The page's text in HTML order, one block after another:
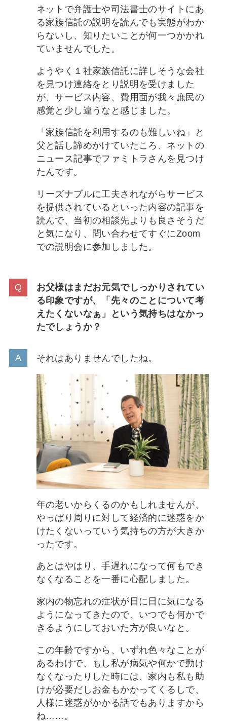
ネットで弁護士や司法書士のサイトにあ
る家族信託の説明を読んでも実態がわか
らないし、知りたいことが何一つかかれ
ていませんでした。
ようやく１社家族信託に詳しそうな会社
を見つけ連絡をとり説明を受けました
が、サービス内容、費用面が我々庶民の
感覚と少し違うなと感じました。
「家族信託を利用するのも難しいね」と
父と話し諦めかけていたころ、ネットの
ニュース記事でファミトラさんを見つけ
たんです。
リーズナブルに工夫されながらサービス
を提供されているといった内容の記事を
読んで、当初の相談先よりも良さそうだ
と気になり、問い合わせてすぐにZoom
での説明会に参加しました。
お父様はまだお元気でしっかりされてい
る印象ですが、「先々のことについて考
えたくないなぁ」という気持ちはなかっ
たでしょうか？
それはありませんでしたね。
年の老いからくるのかもしれませんが、
やっぱり周りに対して経済的に迷惑をか
けたくないっていう気持ちの方が大きか
ったです。
あとはやはり、手遅れになって何もでき
なくなることを一番に心配しました。
家内の物忘れの症状が日に日に気になる
ようになってきたので、いつでも何かで
きるようにしておいた方が良いなと。
この年齢ですから、いずれ色々なことが
あるわけで、もし私が病気や何かで動け
なくなったりした時には、家内も私も助
けが必要だしお金もかかってくるしで、
人様に迷惑がかかる話でもありますから
ね……。